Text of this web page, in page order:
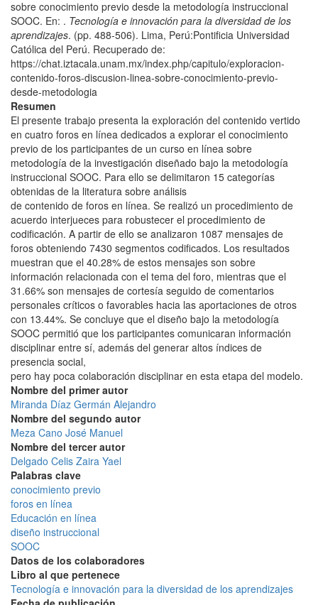
sobre conocimiento previo desde la metodología instruccional
SOOC. En: . Tecnología e innovación para la diversidad de los
aprendizajes. (pp. 488-506). Lima, Perú:Pontificia Universidad
Católica del Perú. Recuperado de:
https://chat.iztacala.unam.mx/index.php/capitulo/exploracion-
contenido-foros-discusion-linea-sobre-conocimiento-previo-
desde-metodologia
Resumen
El presente trabajo presenta la exploración del contenido vertido
en cuatro foros en línea dedicados a explorar el conocimiento
previo de los participantes de un curso en línea sobre
metodología de la investigación diseñado bajo la metodología
instruccional SOOC. Para ello se delimitaron 15 categorías
obtenidas de la literatura sobre análisis
de contenido de foros en línea. Se realizó un procedimiento de
acuerdo interjueces para robustecer el procedimiento de
codificación. A partir de ello se analizaron 1087 mensajes de
foros obteniendo 7430 segmentos codificados. Los resultados
muestran que el 40.28% de estos mensajes son sobre
información relacionada con el tema del foro, mientras que el
31.66% son mensajes de cortesía seguido de comentarios
personales críticos o favorables hacia las aportaciones de otros
con 13.44%. Se concluye que el diseño bajo la metodología
SOOC permitió que los participantes comunicaran información
disciplinar entre sí, además del generar altos índices de
presencia social,
pero hay poca colaboración disciplinar en esta etapa del modelo.
Nombre del primer autor
Miranda Díaz Germán Alejandro
Nombre del segundo autor
Meza Cano José Manuel
Nombre del tercer autor
Delgado Celis Zaira Yael
Palabras clave
conocimiento previo
foros en línea
Educación en línea
diseño instruccional
SOOC
Datos de los colaboradores
Libro al que pertenece
Tecnología e innovación para la diversidad de los aprendizajes